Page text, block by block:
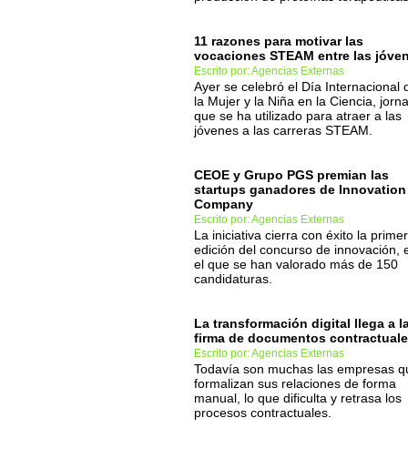
11 razones para motivar las
vocaciones STEAM entre las
Escrito por: Agencias Externas
Ayer se celebró el Día Internacional
la Mujer y la Niña en la Ciencia,
que se ha utilizado para atraer a las
jóvenes a las carreras STEAM.
CEOE y Grupo PGS premian las
startups ganadores de
Company
Escrito por: Agencias Externas
La iniciativa cierra con éxito la
edición del concurso de innovación,
el que se han valorado más de 150
candidaturas.
La transformación digital llega a
firma de documentos
Escrito por: Agencias Externas
Todavía son muchas las empresas
formalizan sus relaciones de forma
manual, lo que dificulta y retrasa los
procesos contractuales.